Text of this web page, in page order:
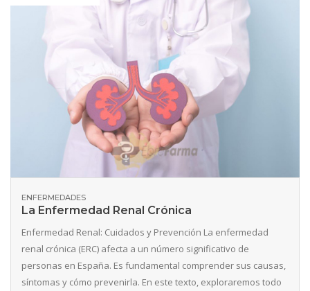
ENFERMEDADES
La Enfermedad Renal Crónica
Enfermedad Renal: Cuidados y Prevención La enfermedad
renal crónica (ERC) afecta a un número significativo de
personas en España. Es fundamental comprender sus causas,
síntomas y cómo prevenirla. En este texto, exploraremos todo